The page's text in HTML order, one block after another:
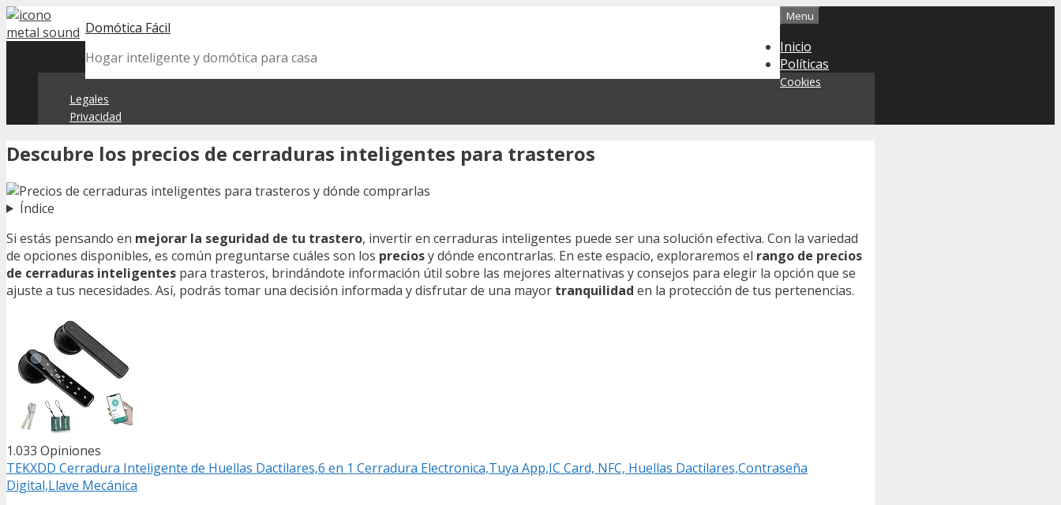
Skip
to
Domótica Fácil
Hogar inteligente y domótica para casa
Menu
Inicio
Políticas
Cookies
Legales
Privacidad
Descubre los precios de cerraduras inteligentes para trasteros
Índice
Si estás pensando en mejorar la seguridad de tu trastero, invertir en cerraduras inteligentes puede ser una solución efectiva. Con la variedad
de opciones disponibles, es común preguntarse cuáles son los preciosy dónde encontrarlas. En este espacio, exploraremos el rango de precios
de cerraduras inteligentes para trasteros, brindándote información útil sobre las mejores alternativas y consejos para elegir la opción que se
ajuste a tus necesidades. Así, podrás tomar una decisión informada y disfrutar de una mayor tranquilidad en la protección de tus pertenencias.
1.033 Opiniones
TEKXDD Cerradura Inteligente de Huellas Dactilares,6 en 1 Cerradura Electronica,Tuya App,IC Card, NFC, Huellas Dactilares,Contraseña
Digital,Llave Mecánica